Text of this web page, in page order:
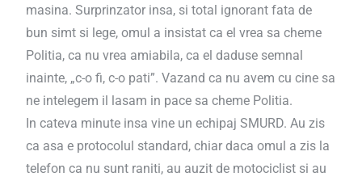
masina. Surprinzator insa, si total ignorant fata de
bun simt si lege, omul a insistat ca el vrea sa cheme
Politia, ca nu vrea amiabila, ca el daduse semnal
inainte, „c-o fi, c-o pati”. Vazand ca nu avem cu cine sa
ne intelegem il lasam in pace sa cheme Politia.
In cateva minute insa vine un echipaj SMURD. Au zis
ca asa e protocolul standard, chiar daca omul a zis la
telefon ca nu sunt raniti, au auzit de motociclist si au